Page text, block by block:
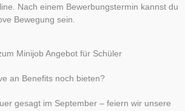
Nach einem Bewerbungstermin kannst du
Bewegung sein.
Minijob Angebot für Schüler
an Benefits noch bieten?
gesagt im September – feiern wir unsere